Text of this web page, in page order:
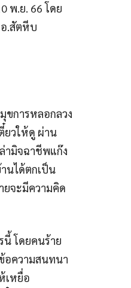
พ.ย. 66 โดย
อ.สัตหีบ
ขการหลอกลวง
ยวให้ดู ผ่าน
ามิจฉาชีพแก๊ง
นได้ตกเป็น
ยจะมีความคิด
โดยคนร้าย
อความสนทนา
เหยื่อ